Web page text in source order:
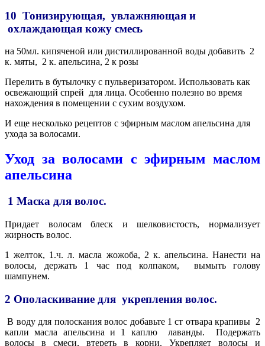
10 Тонизирующая, увлажняющая и
охлаждающая кожу смесь
на 50мл. кипяченой или дистиллированной воды добавить 2
к. мяты, 2 к. апельсина, 2 к розы
Перелить в бутылочку с пульверизатором. Использовать как
освежающий спрей для лица. Особенно полезно во время
нахождения в помещении с сухим воздухом.
И еще несколько рецептов с эфирным маслом апельсина для
ухода за волосами.
Уход за волосами с эфирным маслом
апельсина
1 Маска для волос.
Придает волосам блеск и шелковистость, нормализует
жирность волос.
1 желток, 1.ч. л. масла жожоба, 2 к. апельсина. Нанести на
волосы, держать 1 час под колпаком, вымыть голову
шампунем.
2 Ополаскивание для укрепления волос.
В воду для полоскания волос добавьте 1 ст отвара крапивы 2
капли масла апельсина и 1 каплю
лаванды.
Подержать
волосы в смеси, втереть в корни. Укрепляет волосы и